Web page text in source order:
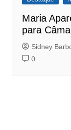
Maria
para
Sidney
0